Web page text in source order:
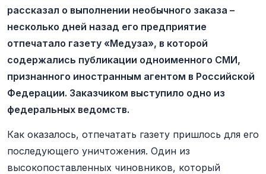
рассказал о выполнении необычного заказа –
несколько дней назад его предприятие
отпечатало газету «Медуза», в которой
содержались публикации одноименного СМИ,
признанного иностранным агентом в Российской
Федерации. Заказчиком выступило одно из
федеральных ведомств.
Как оказалось, отпечатать газету пришлось для его
последующего уничтожения. Один из
высокопоставленных чиновников, который